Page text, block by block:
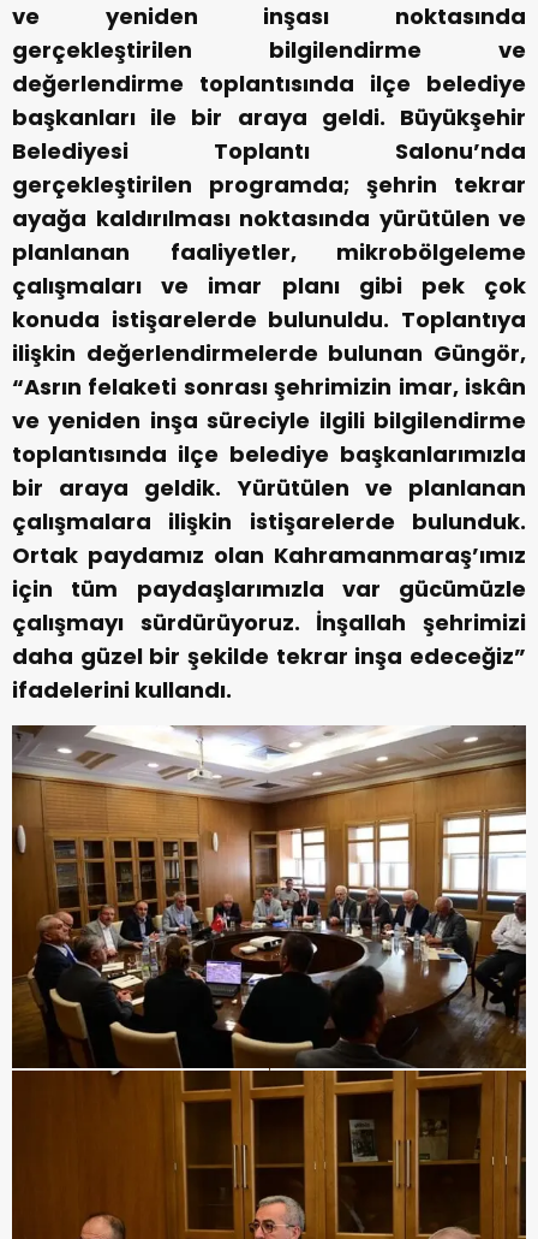
ve yeniden inşası noktasında
gerçekleştirilen bilgilendirme ve
değerlendirme toplantısında ilçe belediye
başkanları ile bir araya geldi. Büyükşehir
Belediyesi Toplantı Salonu’nda
gerçekleştirilen programda; şehrin tekrar
ayağa kaldırılması noktasında yürütülen ve
planlanan faaliyetler, mikrobölgeleme
çalışmaları ve imar planı gibi pek çok
konuda istişarelerde bulunuldu. Toplantıya
ilişkin değerlendirmelerde bulunan Güngör,
“Asrın felaketi sonrası şehrimizin imar, iskân
ve yeniden inşa süreciyle ilgili bilgilendirme
toplantısında ilçe belediye başkanlarımızla
bir araya geldik. Yürütülen ve planlanan
çalışmalara ilişkin istişarelerde bulunduk.
Ortak paydamız olan Kahramanmaraş’ımız
için tüm paydaşlarımızla var gücümüzle
çalışmayı sürdürüyoruz. İnşallah şehrimizi
daha güzel bir şekilde tekrar inşa edeceğiz”
ifadelerini kullandı.